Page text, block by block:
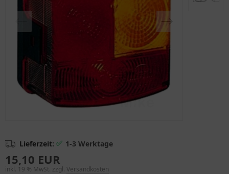
Lieferzeit: ✅ 1-3 Werktage
15,10 EUR
inkl. 19 % MwSt. zzgl. Versandkosten